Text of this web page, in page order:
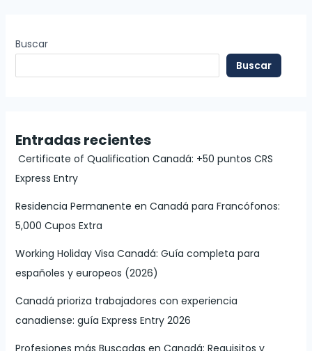
Buscar
Buscar
Entradas recientes
Certificate of Qualification Canadá: +50 puntos CRS
Express Entry
Residencia Permanente en Canadá para Francófonos:
5,000 Cupos Extra
Working Holiday Visa Canadá: Guía completa para
españoles y europeos (2026)
Canadá prioriza trabajadores con experiencia
canadiense: guía Express Entry 2026
Profesiones más Buscadas en Canadá: Requisitos y